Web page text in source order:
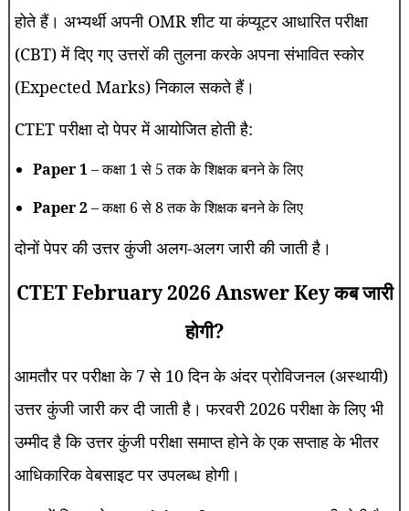
होते हैं। अभ्यर्थी अपनी OMR शीट या कंप्यूटर आधारित परीक्षा
(CBT) में दिए गए उत्तरों की तुलना करके अपना संभावित स्कोर
(Expected Marks) निकाल सकते हैं।
CTET परीक्षा दो पेपर में आयोजित होती है:
Paper 1– कक्षा 1 से 5 तक के शिक्षक बनने के लिए
Paper 2– कक्षा 6 से 8 तक के शिक्षक बनने के लिए
दोनों पेपर की उत्तर कुंजी अलग-अलग जारी की जाती है।
CTET February 2026 Answer Key कब जारी
होगी?
आमतौर पर परीक्षा के 7 से 10 दिन के अंदर प्रोविजनल (अस्थायी)
उत्तर कुंजी जारी कर दी जाती है। फरवरी 2026 परीक्षा के लिए भी
उम्मीद है कि उत्तर कुंजी परीक्षा समाप्त होने के एक सप्ताह के भीतर
आधिकारिक वेबसाइट पर उपलब्ध होगी।